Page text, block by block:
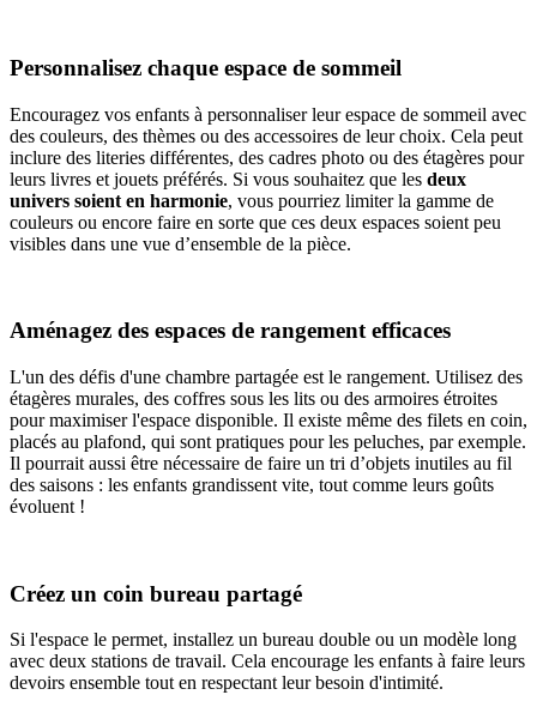
Personnalisez chaque espace de sommeil
Encouragez vos enfants à personnaliser leur espace de sommeil avec
des couleurs, des thèmes ou des accessoires de leur choix. Cela peut
inclure des literies différentes, des cadres photo ou des étagères pour
leurs livres et jouets préférés. Si vous souhaitez que les deux
univers soient en harmonie, vous pourriez limiter la gamme de
couleurs ou encore faire en sorte que ces deux espaces soient peu
visibles dans une vue d’ensemble de la pièce.
Aménagez des espaces de rangement efficaces
L'un des défis d'une chambre partagée est le rangement. Utilisez des
étagères murales, des coffres sous les lits ou des armoires étroites
pour maximiser l'espace disponible. Il existe même des filets en coin,
placés au plafond, qui sont pratiques pour les peluches, par exemple.
Il pourrait aussi être nécessaire de faire un tri d’objets inutiles au fil
des saisons : les enfants grandissent vite, tout comme leurs goûts
évoluent !
Créez un coin bureau partagé
Si l'espace le permet, installez un bureau double ou un modèle long
avec deux stations de travail. Cela encourage les enfants à faire leurs
devoirs ensemble tout en respectant leur besoin d'intimité.